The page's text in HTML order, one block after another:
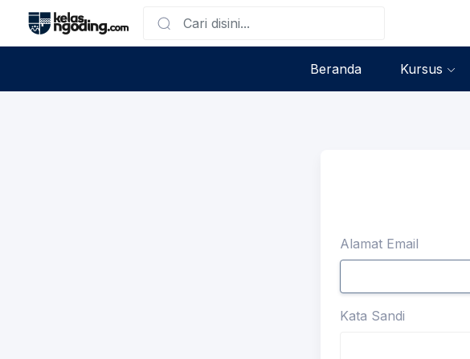
Beranda Kursus
Alamat Email
Kata Sandi